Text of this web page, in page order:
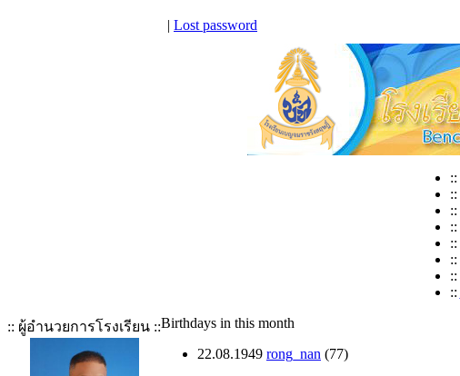
| Lost password
::
::
::
::
::
::
::
::
:: ผู้อำนวยการโรงเรียน ::Birthdays in this month
22.08.1949 rong_nan (77)